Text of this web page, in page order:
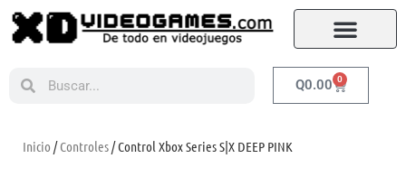
Q0.00 0
Inicio /Controles/ Control Xbox Series S|X DEEP PINK